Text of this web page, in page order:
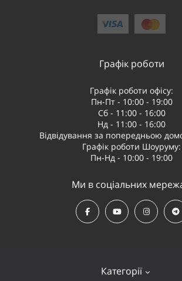
Категорії
Графік роботи
Графік роботи офісу:
Пн-Пт - 10:00 - 19:00
Сб - 11:00 - 16:00
Нд - 11:00 - 16:00
Відвідування за попередньою
Графік роботи Шоуруму:
Пн-Нд - 10:00 - 19:00
Ми в соціальних